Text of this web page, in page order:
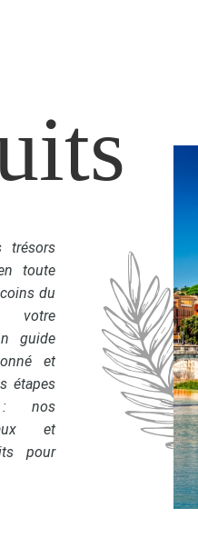
trésors
toute
du
votre
guide
et
étapes
: nos
et
pour